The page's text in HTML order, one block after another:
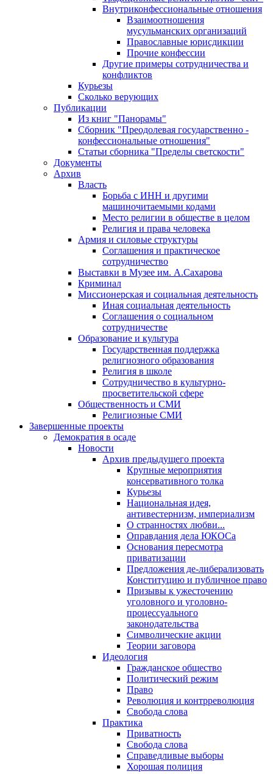
Внутриконфессиональные отношения
Взаимоотношения
мусульманских организаций
Православные юрисдикции
Прочие конфессии
Другие примеры сотрудничества и
конфликтов
Курьезы
Сколько верующих
Публикации
Из книг "Панорамы"
Сборник "Преодолевая государственно -
конфессиональные отношения"
Статьи сборника "Пределы светскости"
Документы
Архив
Власть
Борьба с ИНН и другими
машиночитаемыми кодами
Место религии в обществе в целом
Религия и права человека
Армия и силовые структуры
Соглашения и практическое
сотрудничество
Выставки в Музее им. А.Сахарова
Криминал
Миссионерская и социальная деятельность
Иная социальная деятельность
Соглашения о социальном
сотрудничестве
Образование и культура
Государственная поддержка
религиозного образования
Религия в школе
Сотрудничество в культурно-
просветительской сфере
Общественность и СМИ
Религиозные СМИ
Завершенные проекты
Демократия в осаде
Новости
Архив предыдущего проекта
Крупные мероприятия
консервативного толка
Курьезы
Национальная идея,
антивестернизм, империализм
О странностях любви...
Оправдания дела ЮКОСа
Основания пересмотра
приватизации
Предложения де-либерализовать
Конституцию и публичное право
Призывы к ужесточению
уголовного и уголовно-
процессуального
законодательства
Символические акции
Теории заговора
Идеология
Гражданское общество
Политический режим
Право
Революция и контрреволюция
Свобода слова
Практика
Приватность
Свобода слова
Справедливые выборы
Хорошая полиция